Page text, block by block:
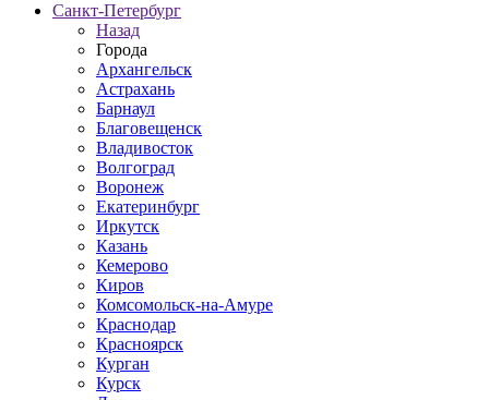
Санкт-Петербург
Назад
Города
Архангельск
Астрахань
Барнаул
Благовещенск
Владивосток
Волгоград
Воронеж
Екатеринбург
Иркутск
Казань
Кемерово
Киров
Комсомольск-на-Амуре
Краснодар
Красноярск
Курган
Курск